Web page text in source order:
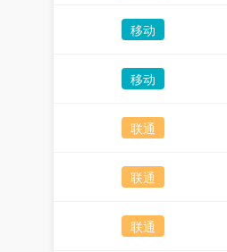
移动
移动
联通
联通
联通